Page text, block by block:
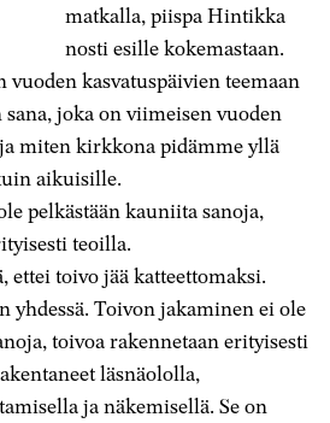
matkalla, piispa Hintikka
nosti esille kokemastaan.
kasvatuspäivien teemaan
joka on viimeisen vuoden
miten kirkkona pidämme yllä
aikuisille.
pelkästään kauniita sanoja,
teoilla.
ettei toivo jää katteettomaksi.
yhdessä. Toivon jakaminen ei ole
toivoa rakennetaan erityisesti
läsnäololla,
ja näkemisellä. Se on